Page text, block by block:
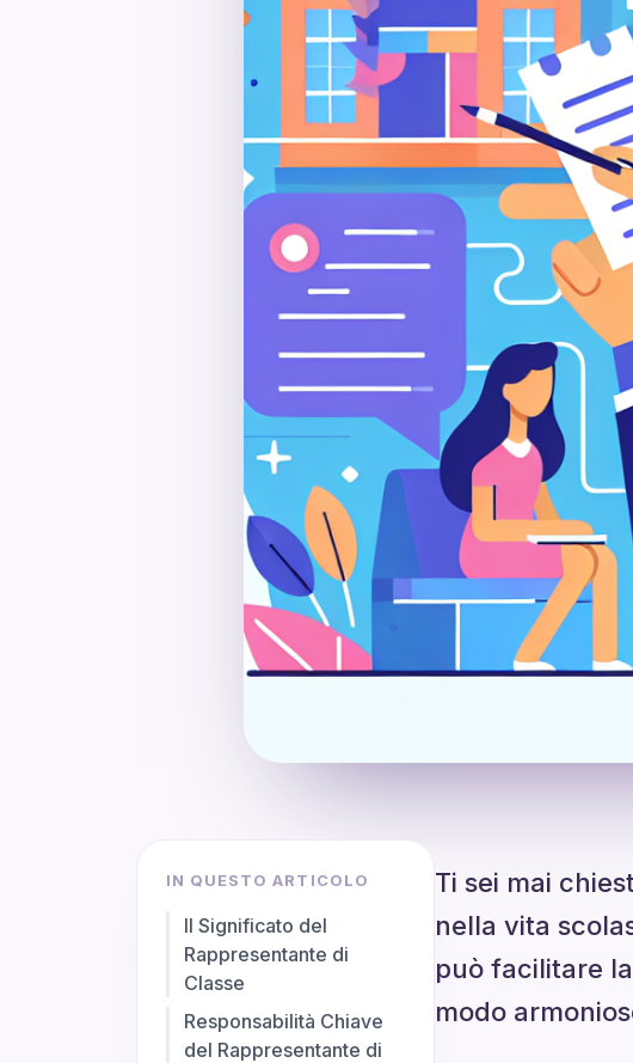
IN QUESTO ARTICOLO
Il Significato del
Rappresentante di
Classe
Responsabilità Chiave
del Rappresentante di
Ti sei mai
nella vita
può facilitare
modo